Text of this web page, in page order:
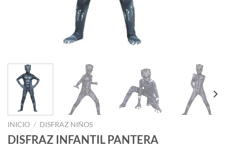
INICIO / DISFRAZ NIÑOS
DISFRAZ INFANTIL PANTERA